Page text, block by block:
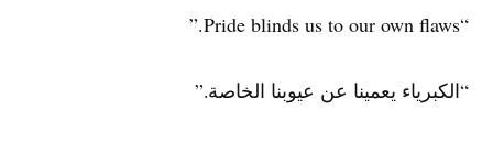
“Pride blinds us to our own flaws.”
“الكبرياء يعمينا عن عيوبنا الخاصة.”